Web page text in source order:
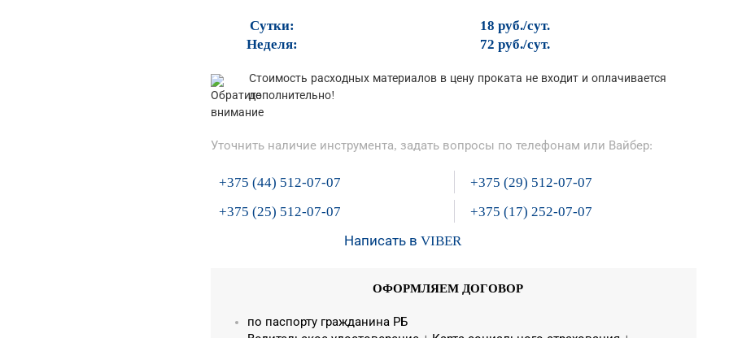
Сутки:
18 руб./сут.
Неделя:
72 руб./сут.
Стоимость расходных материалов в цену проката не входит и оплачивается
дополнительно!
Уточнить наличие инструмента, задать вопросы по телефонам или Вайбер:
+375 (44) 512-07-07
+375 (29) 512-07-07
+375 (25) 512-07-07
+375 (17) 252-07-07
Написать в VIBER
ОФОРМЛЯЕМ ДОГОВОР
по паспорту гражданина РБ